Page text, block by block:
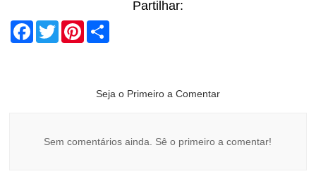
Partilhar:
Facebook
TwitterPinterest
Seja o Primeiro a Comentar
Sem comentários ainda. Sê o primeiro a comentar!